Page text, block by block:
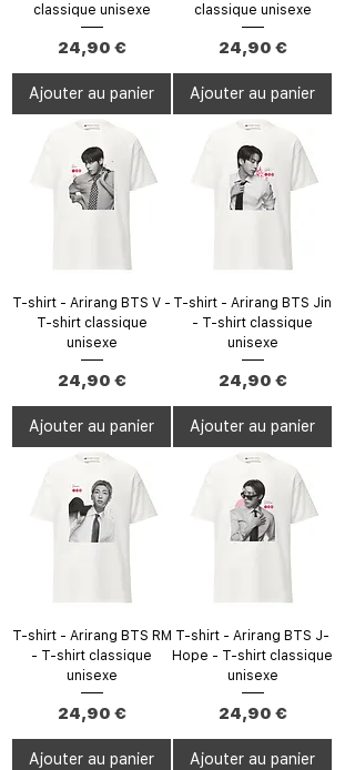
classique unisexe
Prix
24,90 €
Ajouter au panier
classique unisexe
Prix
24,90 €
Ajouter au panier
T-shirt - Arirang BTS V -
T-shirt classique
unisexe
Prix
24,90 €
Ajouter au panier
T-shirt - Arirang BTS Jin
- T-shirt classique
unisexe
Prix
24,90 €
Ajouter au panier
T-shirt - Arirang BTS RM
- T-shirt classique
unisexe
Prix
24,90 €
Ajouter au panier
T-shirt - Arirang BTS J-
Hope - T-shirt classique
unisexe
Prix
24,90 €
Ajouter au panier